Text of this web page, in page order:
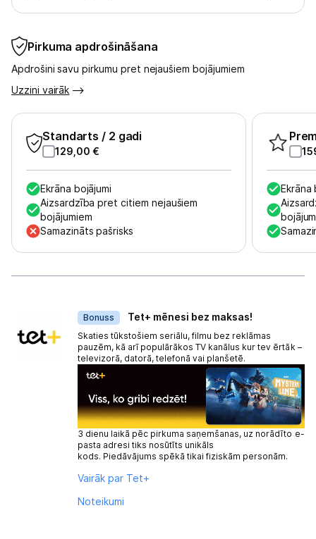
Tet pakalpojumi
Kontakti
Informācija
Pirkuma apdrošināšana
Apdrošini savu pirkumu pret nejaušiem bojājumiem
Uzzini vairāk
Standarts / 2 gadi
129,00 €
Ekrāna bojājumi
Aizsardzība pret citiem nejaušiem
bojājumiem
Samazināts pašrisks
Ekrāna
Bonuss Tet+ mēnesi bez maksas!
Skaties tūkstošiem seriālu, filmu bez reklāmas
pauzēm, kā arī populārākos TV kanālus kur tev ērtāk –
televizorā, datorā, telefonā vai planšetē.
3 dienu laikā pēc pirkuma saņemšanas, uz norādīto e-
pasta adresi tiks nosūtīts unikāls
kods. Piedāvājums spēkā tikai fiziskām personām.
Vairāk par Tet+
Noteikumi